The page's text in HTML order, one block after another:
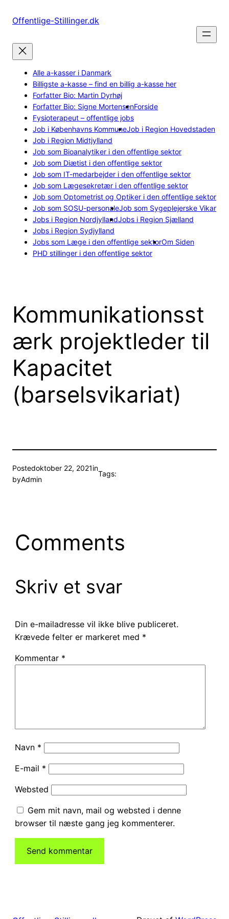
Offentlige-Stillinger.dk
Alle a-kasser i Danmark
Billigste a-kasse – find en billig a-kasse her
Forfatter Bio: Martin Dyrhøj
Forfatter Bio: Signe MortensenForside
Fysioterapeut – offentlige jobs
Job i Københavns KommuneJob i Region Hovedstaden
Job i Region Midtjylland
Job som Bioanalytiker i den offentlige sektor
Job som Diætist i den offentlige sektor
Job som IT-medarbejder i den offentlige sektor
Job som Lægesekretær i den offentlige sektor
Job som Optometrist og Optiker i den offentlige sektor
Job som SOSU-personaleJob som Sygeplejerske Vikar
Jobs i Region NordjyllandJobs i Region Sjælland
Jobs i Region Sydjylland
Jobs som Læge i den offentlige sektorOm Siden
PHD stillinger i den offentlige sektor
Kommunikationsst
ærk projektleder til
Kapacitet
(barselsvikariat)
Postedoktober 22, 2021in
byAdmin
Tags:
Comments
Skriv et svar
Din e-mailadresse vil ikke blive publiceret.
Krævede felter er markeret med *
Kommentar *
Navn *
E-mail *
Websted
Gem mit navn, mail og websted i denne
browser til næste gang jeg kommenterer.